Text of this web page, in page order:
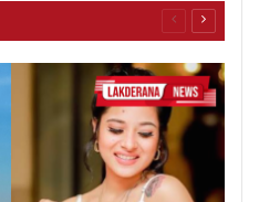
Previous
page page